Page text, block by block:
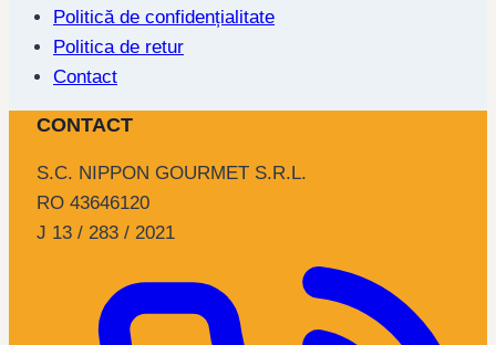
Politică de confidențialitate
Politica de retur
Contact
CONTACT
S.C. NIPPON GOURMET S.R.L.
RO 43646120
J 13 / 283 / 2021